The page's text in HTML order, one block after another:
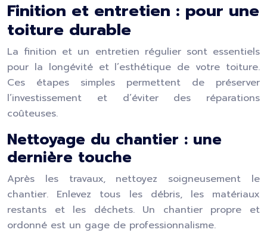
Finition et entretien : pour une
toiture durable
La finition et un entretien régulier sont essentiels
pour la longévité et l’esthétique de votre toiture.
Ces étapes simples permettent de préserver
l’investissement et d’éviter des réparations
coûteuses.
Nettoyage du chantier : une
dernière touche
Après les travaux, nettoyez soigneusement le
chantier. Enlevez tous les débris, les matériaux
restants et les déchets. Un chantier propre et
ordonné est un gage de professionnalisme.